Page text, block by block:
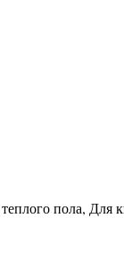
пола, Для